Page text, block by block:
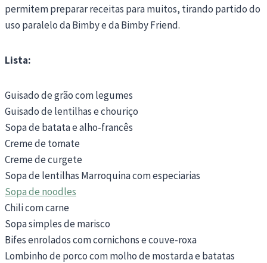
permitem preparar receitas para muitos, tirando partido do
uso paralelo da Bimby e da Bimby Friend.
Lista:
Guisado de grão com legumes
Guisado de lentilhas e chouriço
Sopa de batata e alho-francês
Creme de tomate
Creme de curgete
Sopa de lentilhas Marroquina com especiarias
Sopa de noodles
Chili com carne
Sopa simples de marisco
Bifes enrolados com cornichons e couve-roxa
Lombinho de porco com molho de mostarda e batatas